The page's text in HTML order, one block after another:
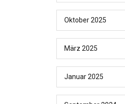
Oktober 2025
März 2025
Januar 2025